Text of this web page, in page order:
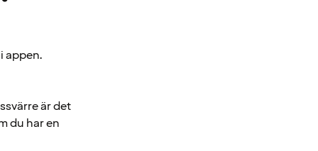
appen.
är det
du har en